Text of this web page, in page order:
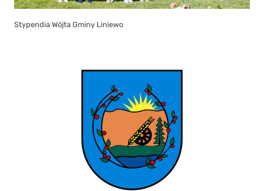
Stypendia Wójta Gminy Liniewo